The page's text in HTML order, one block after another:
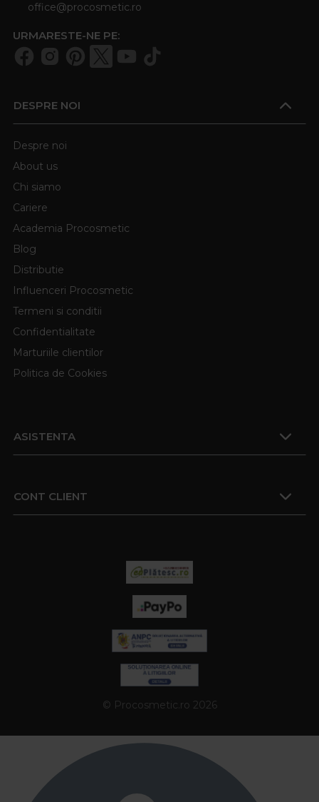
office@procosmetic.ro
URMARESTE-NE PE:
DESPRE NOI
Despre noi
About us
Chi siamo
Cariere
Academia Procosmetic
Blog
Distributie
Influenceri Procosmetic
Termeni si conditii
Confidentialitate
Marturiile clientilor
Politica de Cookies
ASISTENTA
CONT CLIENT
© Procosmetic.ro 2026